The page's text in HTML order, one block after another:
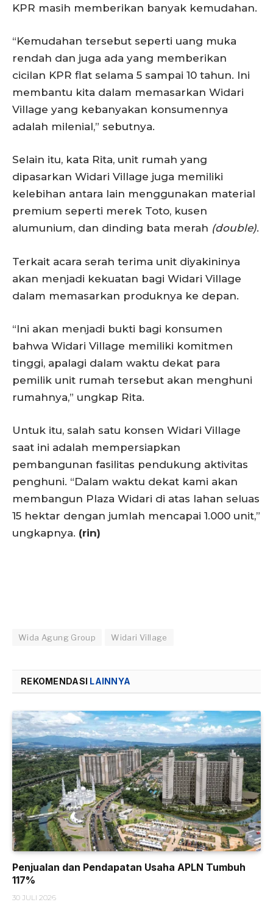
KPR masih memberikan banyak kemudahan.
“Kemudahan tersebut seperti uang muka
rendah dan juga ada yang memberikan
cicilan KPR flat selama 5 sampai 10 tahun. Ini
membantu kita dalam memasarkan Widari
Village yang kebanyakan konsumennya
adalah milenial,” sebutnya.
Selain itu, kata Rita, unit rumah yang
dipasarkan Widari Village juga memiliki
kelebihan antara lain menggunakan material
premium seperti merek Toto, kusen
alumunium, dan dinding bata merah (double).
Terkait acara serah terima unit diyakininya
akan menjadi kekuatan bagi Widari Village
dalam memasarkan produknya ke depan.
“Ini akan menjadi bukti bagi konsumen
bahwa Widari Village memiliki komitmen
tinggi, apalagi dalam waktu dekat para
pemilik unit rumah tersebut akan menghuni
rumahnya,” ungkap Rita.
Untuk itu, salah satu konsen Widari Village
saat ini adalah mempersiapkan
pembangunan fasilitas pendukung aktivitas
penghuni. “Dalam waktu dekat kami akan
membangun Plaza Widari di atas lahan seluas
15 hektar dengan jumlah mencapai 1.000 unit,”
ungkapnya. (rin)
Wida Agung Group Widari Village
REKOMENDASI LAINNYA
Penjualan dan Pendapatan Usaha APLN Tumbuh
117%
30 JULI 2026